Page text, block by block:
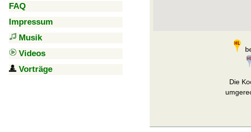
FAQ
Impressum
Musik
Videos
Vorträge
Die